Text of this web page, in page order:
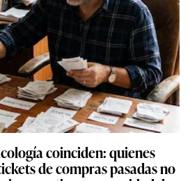
coinciden: quienes
de compras pasadas no